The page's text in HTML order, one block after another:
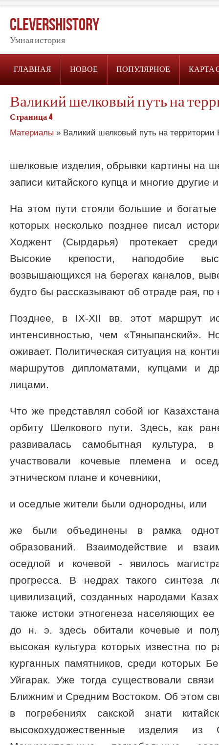
CleversHistory
Умная история
ГЛАВНАЯ НОВОЕ ПОПУЛЯРНОЕ КАРТА
Валикий шелковый путь на
Страница 4
Материалы » Валикий шелковый путь на территории
шелковые изделия, обрывки картины на
записи китайского купца и многие
На этом пути стояли большие и
которых несколько позднее писал
Ходжент (Сырдарья) протекает
Высокие крепости, наподобие
возвышающихся на берегах каналов,
будто бы рассказывают об отраде рая, по
Позднее, в IX-XII вв. этот маршрут
интенсивностью, чем «Тяныпанский».
оживает. Политическая ситуация на
маршрутов дипломатами, купцами и
лицами.
Что же представлял собой юг
орбиту Шелкового пути. Здесь, как
развивалась самобытная культура,
участвовали кочевые племена и
этническом плане и кочевники,
и оседлые жители были однородны, или
же были объединены в рамка
образований. Взаимодействие и
оседлой и кочевой - явилось
прогресса. В недрах такого синтеза
цивилизаций, созданных народами
также истоки этногенеза населяющих
до н. э. здесь обитали кочевые и
высокая культура которых известна по
курганных памятников, среди которых
Уйгарак. Уже тогда существовали
Ближним и Средним Востоком. Об этом
в погребениях сакской знати
высокохудожественные изделия